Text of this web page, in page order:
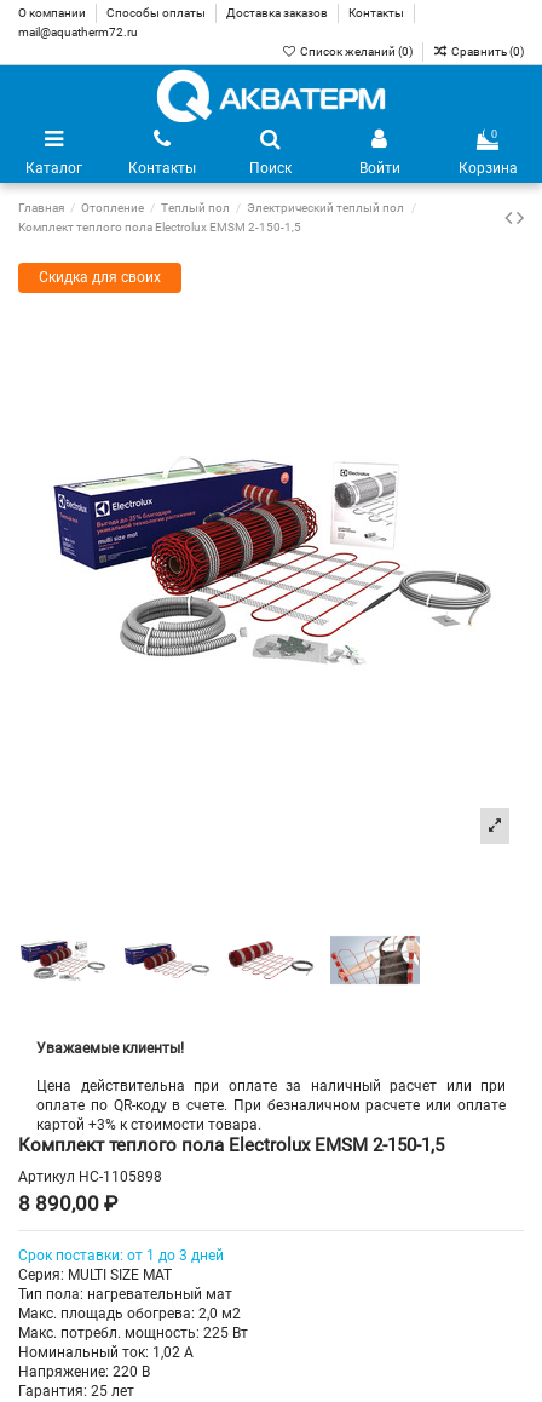
О компании Способы оплаты Доставка заказов
Контакты
mail@aquatherm72.ru
Список желаний (0) Сравнить (0)
Каталог Контакты Поиск Войти
0
Корзина
Главная Отопление Теплый пол
Электрический теплый пол
Комплект теплого пола Electrolux EMSM 2-150-1,5
Скидка для своих
Уважаемые клиенты!
Цена действительна при оплате за наличный расчет или при
оплате по QR-коду в счете. При безналичном расчете или оплате
картой +3% к стоимости товара.
Комплект теплого пола Electrolux EMSM 2-150-1,5
Артикул НС-1105898
8 890,00 ₽
Срок поставки: от 1 до 3 дней
Серия: MULTI SIZE MAT
Тип пола: нагревательный мат
Макс. площадь обогрева: 2,0 м2
Макс. потребл. мощность: 225 Вт
Номинальный ток: 1,02 А
Напряжение: 220 В
Гарантия: 25 лет